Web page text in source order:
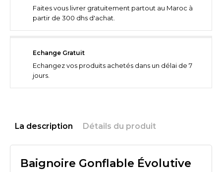
Faites vous livrer gratuitement partout au Maroc à
partir de 300 dhs d'achat.
Echange Gratuit
Echangez vos produits achetés dans un délai de 7
jours.
La description Détails du produit
Baignoire Gonflable Évolutive